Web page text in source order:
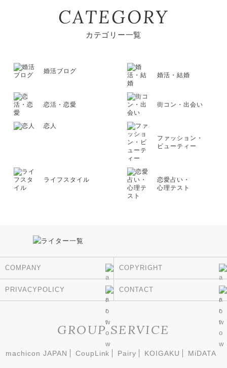
CATEGORY
カテゴリー一覧
婚活ブログ
婚活・結婚
恋活・恋愛 街コン・出会い
恋人
ファッション・
ビューティー
ライフスタイル
恋愛占い・
心理テスト
COMPANY COPYRIGHT
PRIVACYPOLICY CONTACT
GROUP SERVICE
machicon JAPAN CoupLink Pairy KOIGAKU MiDATA